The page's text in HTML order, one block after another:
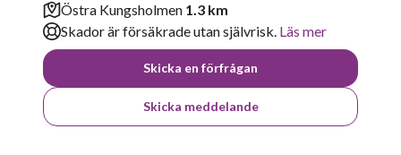
Östra Kungsholmen 1.3 km
Skador är försäkrade utan självrisk. Läs mer
Skicka en förfrågan
Skicka meddelande